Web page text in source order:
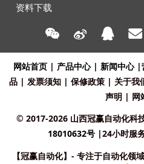
资料下载
网站首页 | 产品中心 | 新闻中心|
品 | 发票须知 | 保修政策 | 关于我
声明 | 网
© 2017-2026 山西冠赢自动化科
18010632号 |24小时服
【冠赢自动化】- 专注于自动化领